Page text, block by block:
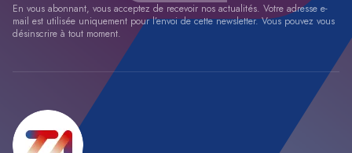
En vous abonnant, vous acceptez de recevoir nos actualités. Votre adresse e-
mail est utilisée uniquement pour l’envoi de cette newsletter. Vous pouvez vous
désinscrire à tout moment.